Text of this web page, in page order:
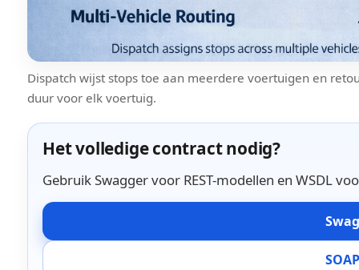
Dispatch wijst stops toe aan meerdere voertuigen en
duur voor elk voertuig.
Het volledige contract nodig?
Gebruik Swagger voor REST-modellen en WSDL